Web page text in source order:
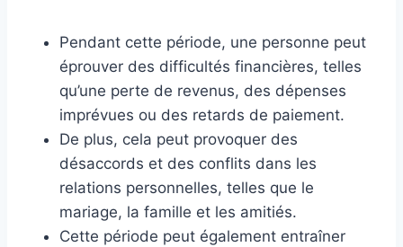
Pendant cette période, une personne peut
éprouver des difficultés financières, telles
qu’une perte de revenus, des dépenses
imprévues ou des retards de paiement.
De plus, cela peut provoquer des
désaccords et des conflits dans les
relations personnelles, telles que le
mariage, la famille et les amitiés.
Cette période peut également entraîner